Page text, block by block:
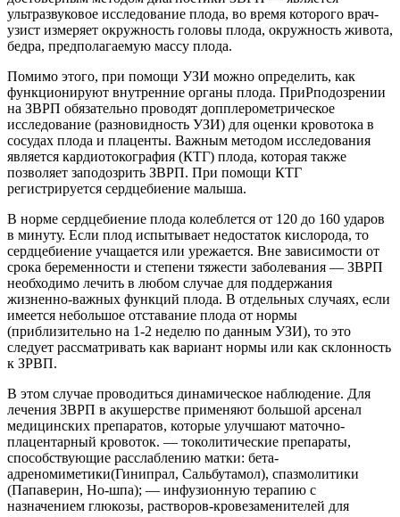
ультразвуковое исследование плода, во время которого врач-
узист измеряет окружность головы плода, окружность живота,
бедра, предполагаемую массу плода.
Помимо этого, при помощи УЗИ можно определить, как
функционируют внутренние органы плода. ПриPподозрении
на ЗВРП обязательно проводят допплерометрическое
исследование (разновидность УЗИ) для оценки кровотока в
сосудах плода и плаценты. Важным методом исследования
является кардиотокография (КТГ) плода, которая также
позволяет заподозрить ЗВРП. При помощи КТГ
регистрируется сердцебиение малыша.
В норме сердцебиение плода колеблется от 120 до 160 ударов
в минуту. Если плод испытывает недостаток кислорода, то
сердцебиение учащается или урежается. Вне зависимости от
срока беременности и степени тяжести заболевания — ЗВРП
необходимо лечить в любом случае для поддержания
жизненно-важных функций плода. В отдельных случаях, если
имеется небольшое отставание плода от нормы
(приблизительно на 1-2 неделю по данным УЗИ), то это
следует рассматривать как вариант нормы или как склонность
к ЗРВП.
В этом случае проводиться динамическое наблюдение. Для
лечения ЗВРП в акушерстве применяют большой арсенал
медицинских препаратов, которые улучшают маточно-
плацентарный кровоток. — токолитические препараты,
способствующие расслаблению матки: бета-
адреномиметики(Гинипрал, Сальбутамол), спазмолитики
(Папаверин, Но-шпа); — инфузионную терапию с
назначением глюкозы, растворов-кровезаменителей для